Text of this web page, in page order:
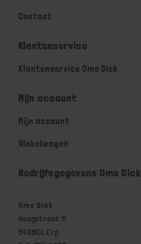
Contact
Klantenservice
Klantenservice Ome Dick
Mijn account
Mijn account
Winkelwagen
Bedrijfsgegevens Ome Dick
Ome Dick
Hoogstraat 11
5469EL Erp